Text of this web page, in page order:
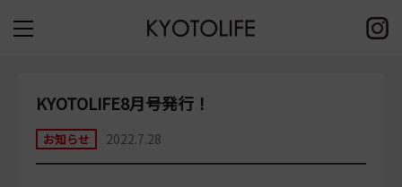
KYOTOLIFE8月号発行！
お知らせ 2022.7.28